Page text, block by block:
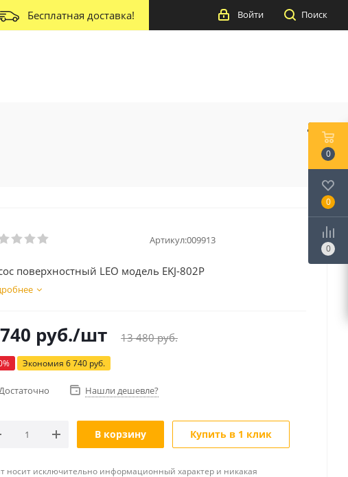
Бесплатная доставка! Поиск
Войти
Артикул:009913
поверхностный LEO модель EKJ-802P
руб./шт 13 480руб.
% Экономия 6 740 руб.
Достаточно Нашли дешевле?
В корзину Купить в 1 клик
носит исключительно информационный характер и никакая
0
0
0